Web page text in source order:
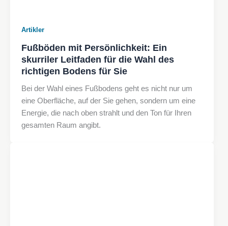
Artikler
Fußböden mit Persönlichkeit: Ein
skurriler Leitfaden für die Wahl des
richtigen Bodens für Sie
Bei der Wahl eines Fußbodens geht es nicht nur um
eine Oberfläche, auf der Sie gehen, sondern um eine
Energie, die nach oben strahlt und den Ton für Ihren
gesamten Raum angibt.